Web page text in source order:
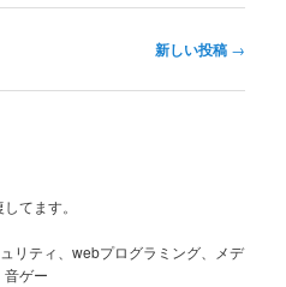
新しい投稿 →
てます。
リティ、webプログラミング、メデ
音ゲー